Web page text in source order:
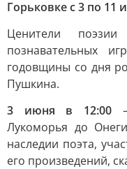
Горьковке с 3 по 11
Ценители поэзии
познавательных
годовщины со дня
Пушкина.
3 июня в 12:00
Лукоморья до
наследии поэта,
его произведений,